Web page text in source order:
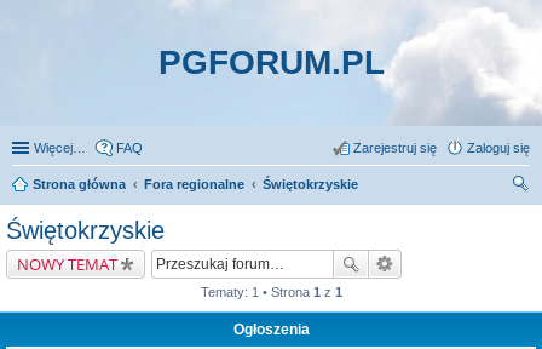
PGFORUM.PL
Więcej… FAQ Zaloguj się
Zarejestruj się
Strona główna Fora regionalne
Świętokrzyskie
Świętokrzyskie
NOWY TEMAT
Tematy: 1 • Strona 1 z 1
Ogłoszenia